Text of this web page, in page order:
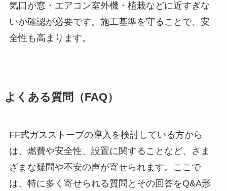
気口が窓・エアコン室外機・植栽などに近すぎな
いか確認が必要です。施工基準を守ることで、安
全性も高まります。
よくある質問（FAQ）
FF式ガスストーブの導入を検討している方から
は、燃費や安全性、設置に関することなど、さま
ざまな疑問や不安の声が寄せられます。ここで
は、特に多く寄せられる質問とその回答をQ&A形